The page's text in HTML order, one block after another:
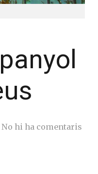
hi ha comentaris